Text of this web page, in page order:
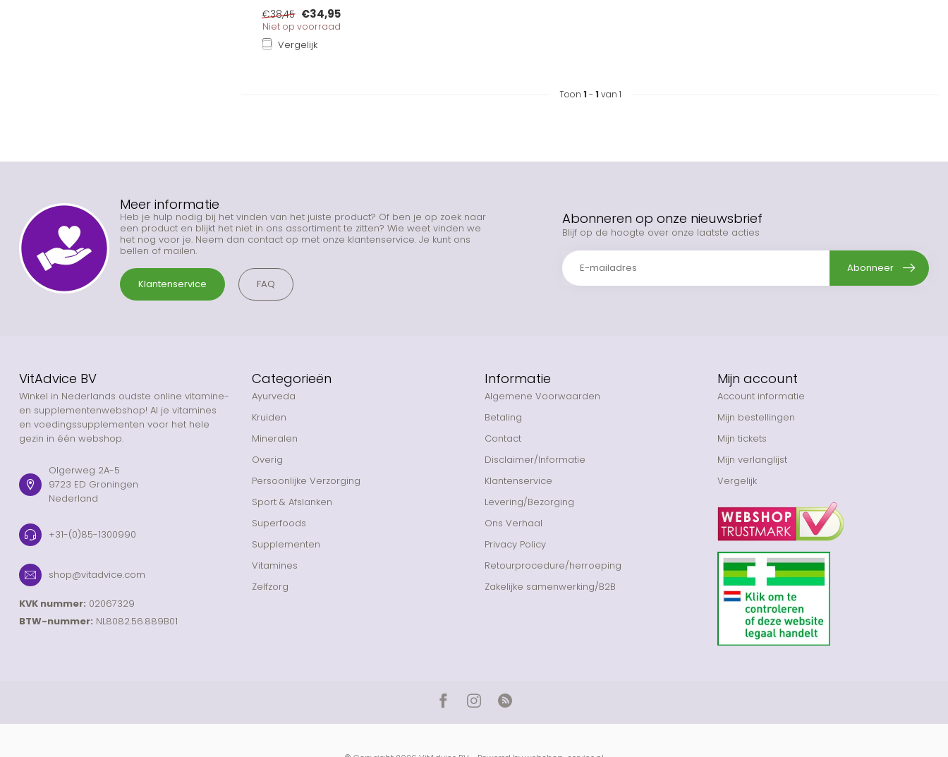
€38,45 €34,95
Niet op voorraad
Vergelijk
Toon 1 - 1 van 1
Meer informatie
Heb je hulp nodig bij het vinden van het juiste product? Of ben je op zoek naar
een product en blijkt het niet in ons assortiment te zitten? Wie weet vinden we
het nog voor je. Neem dan contact op met onze klantenservice. Je kunt ons
bellen of mailen.
Klantenservice FAQ
Abonneren op onze nieuwsbrief
Blijf op de hoogte over onze laatste acties
Abonneer
VitAdvice BV
Winkel in Nederlands oudste online vitamine-
en supplementenwebshop! Al je vitamines
en voedingssupplementen voor het hele
gezin in één webshop.
Olgerweg 2A-5
9723 ED Groningen
Nederland
+31-(0)85-1300990
shop@vitadvice.com
KVK nummer: 02067329
BTW-nummer: NL8082.56.889B01
Categorieën
Ayurveda
Kruiden
Mineralen
Overig
Persoonlijke Verzorging
Sport & Afslanken
Superfoods
Supplementen
Vitamines
Zelfzorg
Informatie
Algemene Voorwaarden
Betaling
Contact
Disclaimer/Informatie
Klantenservice
Levering/Bezorging
Ons Verhaal
Privacy Policy
Retourprocedure/herroeping
Zakelijke samenwerking/B2B
Mijn account
Account informatie
Mijn bestellingen
Mijn tickets
Mijn verlanglijst
Vergelijk